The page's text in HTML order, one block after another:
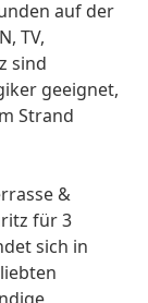
auf der
TV,
sind
geeignet,
Strand
&
für 3
sich in